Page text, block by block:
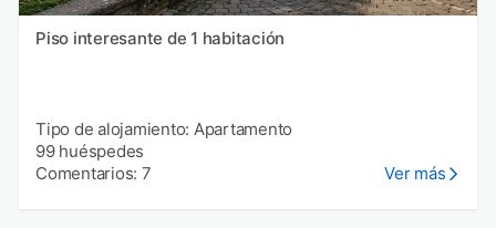
Piso interesante de 1 habitación
Tipo de alojamiento: Apartamento
99 huéspedes
Comentarios: 7
Ver más